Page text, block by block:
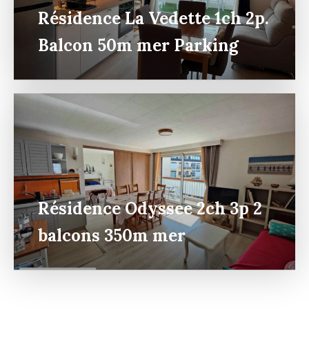
Résidence La Vedette 1ch 2p.
Balcon 50m mer Parking
Résidence Odyssee 2ch 3p 2
balcons 350m mer